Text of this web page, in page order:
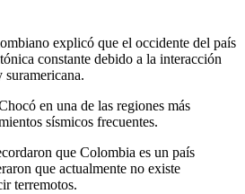
explicó que el occidente del país
constante debido a la interacción
suramericana.
en una de las regiones más
sísmicos frecuentes.
que Colombia es un país
que actualmente no existe
terremotos.